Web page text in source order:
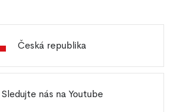
Česká republika
Sledujte nás na Youtube